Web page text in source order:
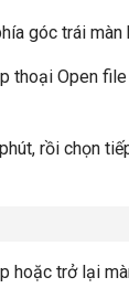
góc trái màn
thoại Open
rồi chọn
hoặc trở lại